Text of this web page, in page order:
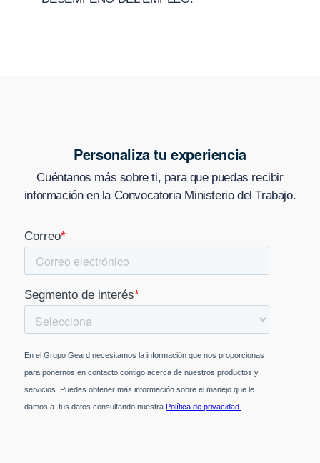
Personaliza tu experiencia
Cuéntanos más sobre ti, para que puedas recibir
información en la Convocatoria Ministerio del Trabajo.